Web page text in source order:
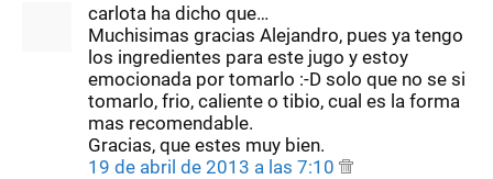
carlota ha dicho que…
Muchisimas gracias Alejandro, pues ya tengo
los ingredientes para este jugo y estoy
emocionada por tomarlo :-D solo que no se si
tomarlo, frio, caliente o tibio, cual es la forma
mas recomendable.
Gracias, que estes muy bien.
19 de abril de 2013 a las 7:10